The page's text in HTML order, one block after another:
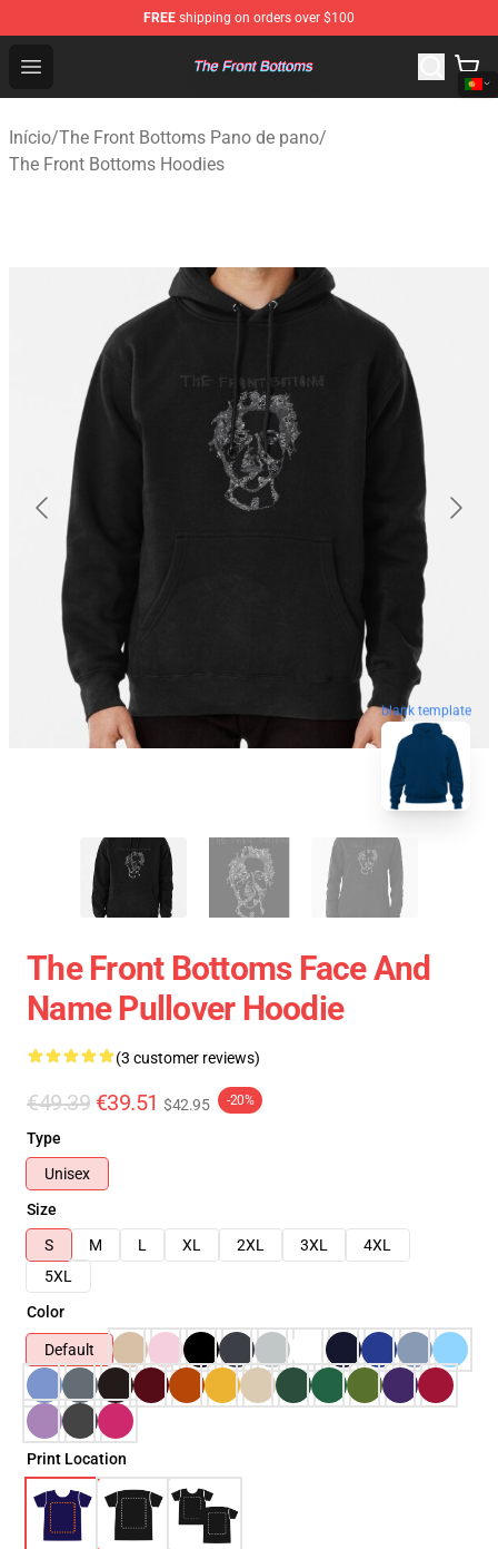
FREE shipping on orders over $100
Open menu
The Front Bottoms Store - Official The Front Bottoms
Início/The Front Bottoms Pano de pano/
The Front Bottoms Hoodies
blank template
The Front Bottoms Face And
Name Pullover Hoodie
(3 customer reviews)
€49.39 €39.51 $42.95 -20%
Type
Unisex
Size
S
M L XL 2XL 3XL
4XL
5XL
Color
Default
Print Location